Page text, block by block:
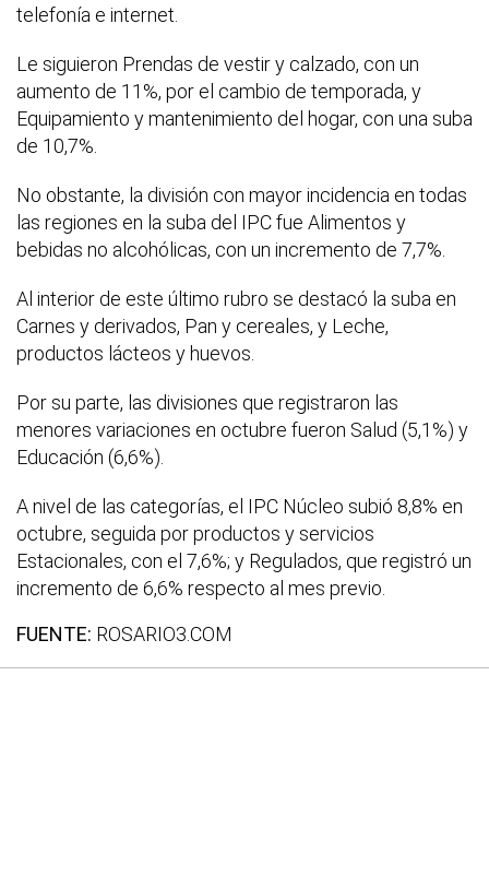
telefonía e internet.
Le siguieron Prendas de vestir y calzado, con un
aumento de 11%, por el cambio de temporada, y
Equipamiento y mantenimiento del hogar, con una suba
de 10,7%.
No obstante, la división con mayor incidencia en todas
las regiones en la suba del IPC fue Alimentos y
bebidas no alcohólicas, con un incremento de 7,7%.
Al interior de este último rubro se destacó la suba en
Carnes y derivados, Pan y cereales, y Leche,
productos lácteos y huevos.
Por su parte, las divisiones que registraron las
menores variaciones en octubre fueron Salud (5,1%) y
Educación (6,6%).
A nivel de las categorías, el IPC Núcleo subió 8,8% en
octubre, seguida por productos y servicios
Estacionales, con el 7,6%; y Regulados, que registró un
incremento de 6,6% respecto al mes previo.
FUENTE: ROSARIO3.COM